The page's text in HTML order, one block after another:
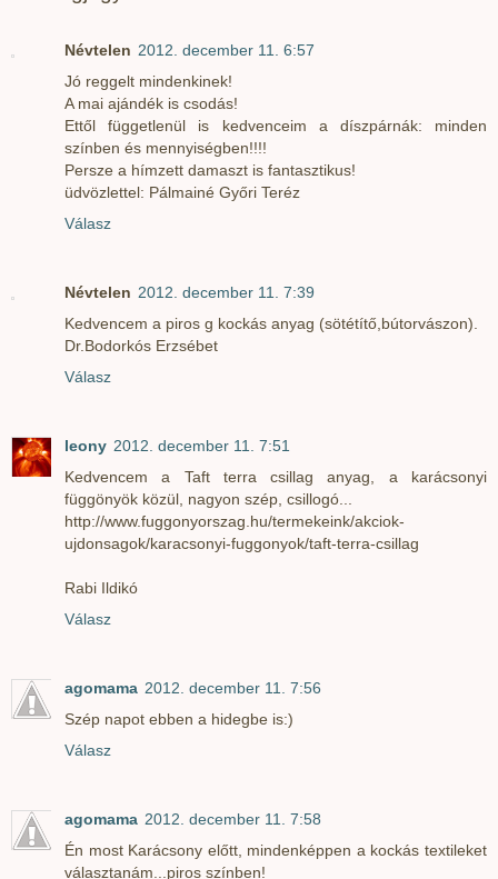
Névtelen 2012. december 11. 6:57
Jó reggelt mindenkinek!
A mai ajándék is csodás!
Ettől függetlenül is kedvenceim a díszpárnák: minden
színben és mennyiségben!!!!
Persze a hímzett damaszt is fantasztikus!
üdvözlettel: Pálmainé Győri Teréz
Válasz
Névtelen 2012. december 11. 7:39
Kedvencem a piros g kockás anyag (sötétítő,bútorvászon).
Dr.Bodorkós Erzsébet
Válasz
leony 2012. december 11. 7:51
Kedvencem a Taft terra csillag anyag, a karácsonyi
függönyök közül, nagyon szép, csillogó...
http://www.fuggonyorszag.hu/termekeink/akciok-
ujdonsagok/karacsonyi-fuggonyok/taft-terra-csillag
Rabi Ildikó
Válasz
agomama 2012. december 11. 7:56
Szép napot ebben a hidegbe is:)
Válasz
agomama 2012. december 11. 7:58
Én most Karácsony előtt, mindenképpen a kockás textileket
választanám...piros színben!